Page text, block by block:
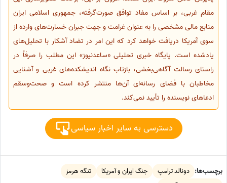
مقام غربی، بر اساس مفاد توافق صورت‌گرفته، جمهوری اسلامی ایران
منابع مالی مشخصی را به عنوان غرامت و جهت جبران خسارت‌های وارده از
سوی آمریکا دریافت خواهد کرد که این امر در تضاد آشکار با تحلیل‌های
یادشده است. پایگاه خبری تحلیلی «ساعدنیوز» این مطلب را صرفاً در
راستای رسالت آگاهی‌بخشی، بازتاب نگاه اندیشکده‌های غربی و آشنایی
مخاطبان با فضای رسانه‌ای آن‌ها منتشر کرده است و صحت‌وسقم
ادعاهای نویسنده را تأیید نمی‌کند.
دسترسی به سایر اخبار سیاسی
برچسب‌ها: دونالد ترامپ جنگ ایران و آمریکا
تنگه هرمز